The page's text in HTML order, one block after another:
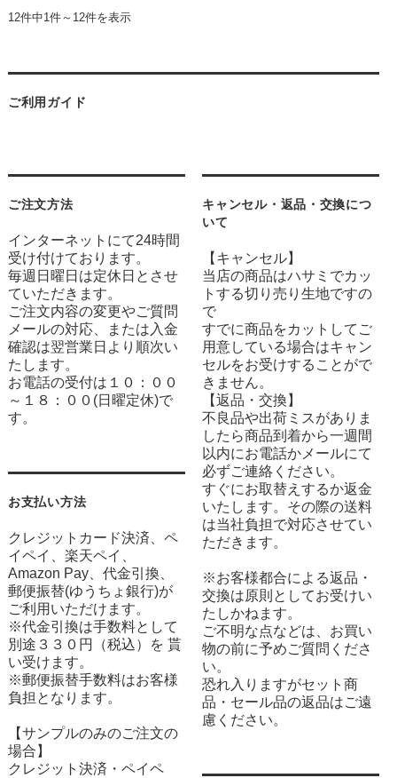
12件中1件～12件を表示
ご利用ガイド
ご注文方法
インターネットにて24時間
受け付けております。
毎週日曜日は定休日とさせ
ていただきます。
ご注文内容の変更やご質問
メールの対応、または入金
確認は翌営業日より順次い
たします。
お電話の受付は１０：００
～１８：００(日曜定休)で
す。
お支払い方法
クレジットカード決済、ペ
イペイ、楽天ペイ、
Amazon Pay、代金引換、
郵便振替(ゆうちょ銀行)が
ご利用いただけます。
※代金引換は手数料として
別途３３０円（税込）を 貰
い受けます。
※郵便振替手数料はお客様
負担となります。
【サンプルのみのご注文の
場合】
クレジット決済・ペイペ
キャンセル・返品・交換につ
いて
【キャンセル】
当店の商品はハサミでカッ
トする切り売り生地ですの
で
すでに商品をカットしてご
用意している場合はキャン
セルをお受けすることがで
きません。
【返品・交換】
不良品や出荷ミスがありま
したら商品到着から一週間
以内にお電話かメールにて
必ずご連絡ください。
すぐにお取替えするか返金
いたします。その際の送料
は当社負担で対応させてい
ただきます。
※お客様都合による返品・
交換は原則としてお受けい
たしかねます。
ご不明な点などは、お買い
物の前に予めご質問くださ
い。
恐れ入りますがセット商
品・セール品の返品はご遠
慮ください。